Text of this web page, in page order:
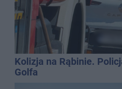
Kolizja na Rąbinie.
Golfa